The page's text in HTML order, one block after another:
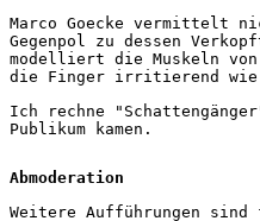
Marco Goecke vermittelt
Gegenpol zu dessen
modelliert die Muskeln
die Finger irritierend wie
Ich rechne
Publikum kamen.
Abmoderation
Weitere Aufführungen